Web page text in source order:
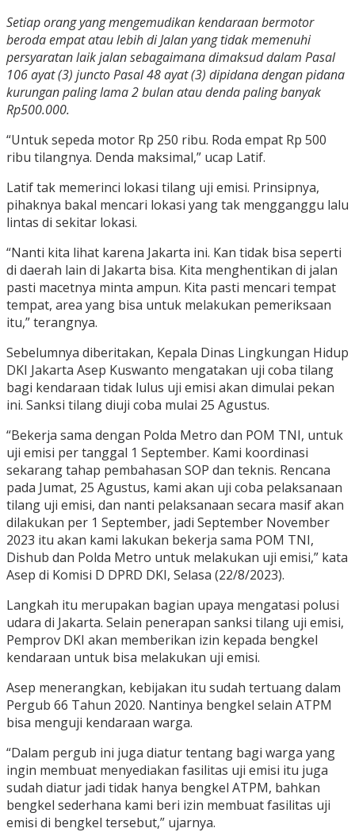
Setiap orang yang mengemudikan kendaraan bermotor
beroda empat atau lebih di Jalan yang tidak memenuhi
persyaratan laik jalan sebagaimana dimaksud dalam Pasal
106 ayat (3) juncto Pasal 48 ayat (3) dipidana dengan pidana
kurungan paling lama 2 bulan atau denda paling banyak
Rp500.000.
“Untuk sepeda motor Rp 250 ribu. Roda empat Rp 500
ribu tilangnya. Denda maksimal,” ucap Latif.
Latif tak memerinci lokasi tilang uji emisi. Prinsipnya,
pihaknya bakal mencari lokasi yang tak mengganggu lalu
lintas di sekitar lokasi.
“Nanti kita lihat karena Jakarta ini. Kan tidak bisa seperti
di daerah lain di Jakarta bisa. Kita menghentikan di jalan
pasti macetnya minta ampun. Kita pasti mencari tempat
tempat, area yang bisa untuk melakukan pemeriksaan
itu,” terangnya.
Sebelumnya diberitakan, Kepala Dinas Lingkungan Hidup
DKI Jakarta Asep Kuswanto mengatakan uji coba tilang
bagi kendaraan tidak lulus uji emisi akan dimulai pekan
ini. Sanksi tilang diuji coba mulai 25 Agustus.
“Bekerja sama dengan Polda Metro dan POM TNI, untuk
uji emisi per tanggal 1 September. Kami koordinasi
sekarang tahap pembahasan SOP dan teknis. Rencana
pada Jumat, 25 Agustus, kami akan uji coba pelaksanaan
tilang uji emisi, dan nanti pelaksanaan secara masif akan
dilakukan per 1 September, jadi September November
2023 itu akan kami lakukan bekerja sama POM TNI,
Dishub dan Polda Metro untuk melakukan uji emisi,” kata
Asep di Komisi D DPRD DKI, Selasa (22/8/2023).
Langkah itu merupakan bagian upaya mengatasi polusi
udara di Jakarta. Selain penerapan sanksi tilang uji emisi,
Pemprov DKI akan memberikan izin kepada bengkel
kendaraan untuk bisa melakukan uji emisi.
Asep menerangkan, kebijakan itu sudah tertuang dalam
Pergub 66 Tahun 2020. Nantinya bengkel selain ATPM
bisa menguji kendaraan warga.
“Dalam pergub ini juga diatur tentang bagi warga yang
ingin membuat menyediakan fasilitas uji emisi itu juga
sudah diatur jadi tidak hanya bengkel ATPM, bahkan
bengkel sederhana kami beri izin membuat fasilitas uji
emisi di bengkel tersebut,” ujarnya.